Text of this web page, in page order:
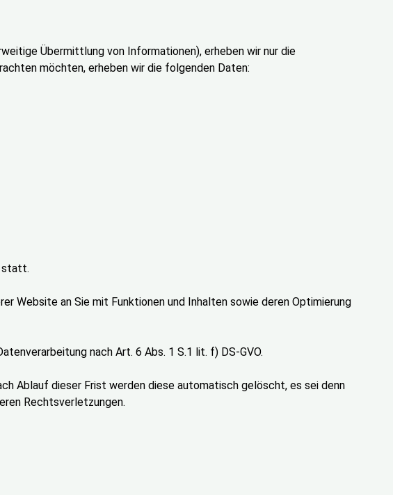
Übermittlung von Informationen), erheben wir nur die
möchten, erheben wir die folgenden Daten:
statt.
Website an Sie mit Funktionen und Inhalten sowie deren Optimierung
nach Art. 6 Abs. 1 S.1 lit. f) DS-GVO.
Ablauf dieser Frist werden diese automatisch gelöscht, es sei denn
Rechtsverletzungen.